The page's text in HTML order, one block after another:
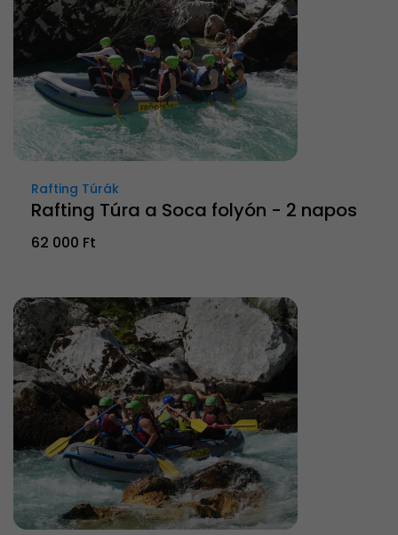
Rafting Túrák
Rafting Túra a Soca folyón - 2 napos
62 000 Ft